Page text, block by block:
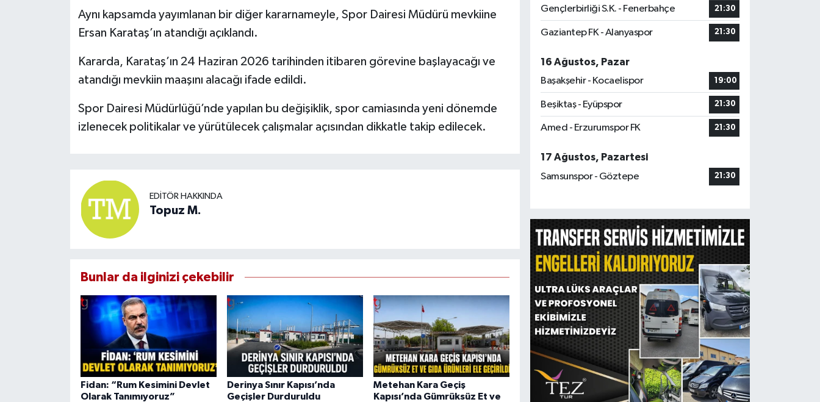
Aynı kapsamda yayımlanan bir diğer kararnameyle, Spor Dairesi Müdürü mevkiine
Ersan Karataş’ın atandığı açıklandı.
Kararda, Karataş’ın 24 Haziran 2026 tarihinden itibaren görevine başlayacağı ve
atandığı mevkiin maaşını alacağı ifade edildi.
Spor Dairesi Müdürlüğü’nde yapılan bu değişiklik, spor camiasında yeni dönemde
izlenecek politikalar ve yürütülecek çalışmalar açısından dikkatle takip edilecek.
EDITÖR HAKKINDA
Topuz M.
Bunlar da ilginizi çekebilir
Fidan: “Rum Kesimini Devlet
Olarak Tanımıyoruz”
Derinya Sınır Kapısı’nda
Geçişler Durduruldu
Metehan Kara Geçiş
Kapısı’nda Gümrüksüz Et ve
Gençlerbirliği S.K. - Fenerbahçe 21:30
Gaziantep FK - Alanyaspor 21:30
16 Ağustos, Pazar
Başakşehir - Kocaelispor
19:00
Beşiktaş - Eyüpspor 21:30
Amed - Erzurumspor FK 21:30
17 Ağustos, Pazartesi
Samsunspor - Göztepe
21:30